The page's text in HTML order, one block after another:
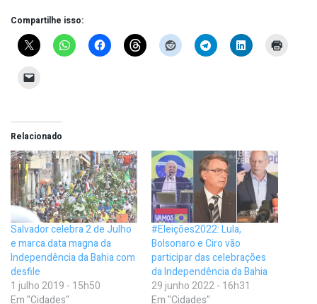
Compartilhe isso:
Relacionado
Salvador celebra 2 de Julho
e marca data magna da
Independência da Bahia com
desfile
1 julho 2019 - 15h50
Em "Cidades"
#Eleições2022: Lula,
Bolsonaro e Ciro vão
participar das celebrações
da Independência da Bahia
29 junho 2022 - 16h31
Em "Cidades"